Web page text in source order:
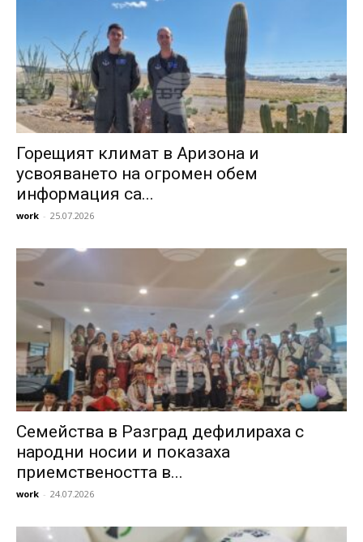
Горещият климат в Аризона и
усвояването на огромен обем
информация са...
work - 25.07.2026
Семейства в Разград дефилираха с
народни носии и показаха
приемствеността в...
work - 24.07.2026